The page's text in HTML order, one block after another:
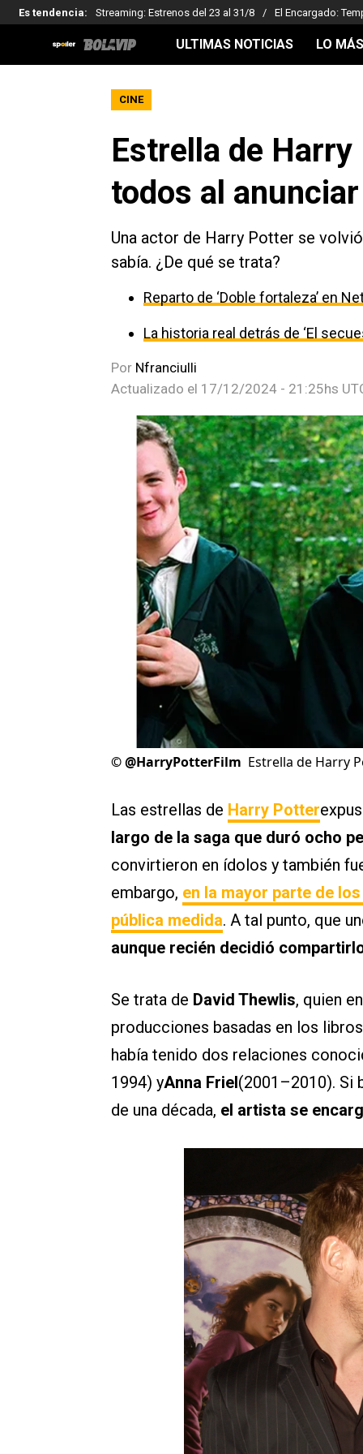
Es tendencia: Streaming: Estrenos del 23 al 31/8 El Encargado:
ULTIMAS NOTICIAS LO
CINE
Estrella de
todos al
Una actor de Harry Potter se
sabía. ¿De qué se trata?
Reparto de ‘Doble fortaleza’ en
La historia real detrás de ‘El
Por Nfranciulli
Actualizado el 17/12/2024 - 21:25hs
©@HarryPotterFilm Estrella de Harry
Las estrellas de Harry Potter
largo de la saga que duró ocho
convirtieron en ídolos y también
embargo, en la mayor parte de
pública medida. A tal punto, que
aunque recién decidió
Se trata de David Thewlis, quien
producciones basadas en los
había tenido dos relaciones
1994) yAnna Friel(2001–2010). Si
de una década, el artista se